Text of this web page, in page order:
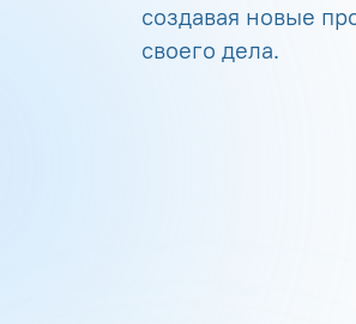
создавая новые
своего дела.